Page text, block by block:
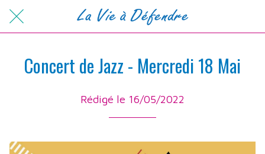
Concert de Jazz - Mercredi 18 Mai
Rédigé le 16/05/2022